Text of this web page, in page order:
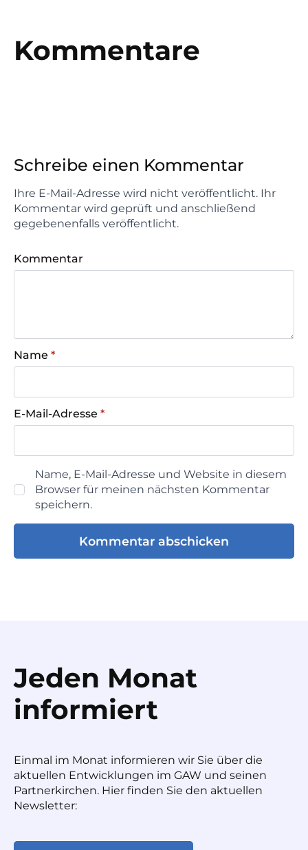
Kommentare
Schreibe einen Kommentar
Ihre E-Mail-Adresse wird nicht veröffentlicht. Ihr
Kommentar wird geprüft und anschließend
gegebenenfalls veröffentlicht.
Kommentar
Name *
E-Mail-Adresse *
Name, E-Mail-Adresse und Website in diesem
Browser für meinen nächsten Kommentar
speichern.
Jeden Monat
informiert
Einmal im Monat informieren wir Sie über die
aktuellen Entwicklungen im GAW und seinen
Partnerkirchen. Hier finden Sie den aktuellen
Newsletter: